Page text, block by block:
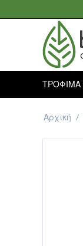
ΤΡΟΦΙΜΑ
Αρχική /